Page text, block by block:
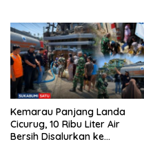
Kemarau Panjang Landa
Cicurug, 10 Ribu Liter Air
Bersih Disalurkan ke